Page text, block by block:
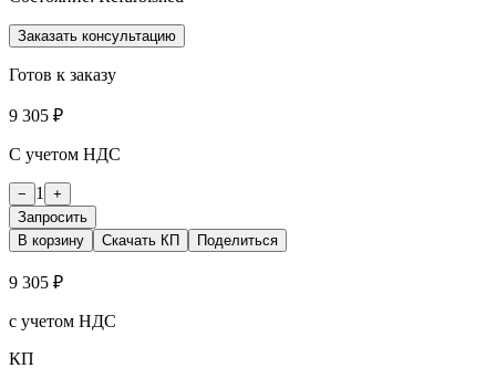
Заказать консультацию
Готов к заказу
9 305 ₽
С учетом НДС
− 1
+
Запросить
В корзину
Скачать КП Поделиться
9 305 ₽
с учетом НДС
КП